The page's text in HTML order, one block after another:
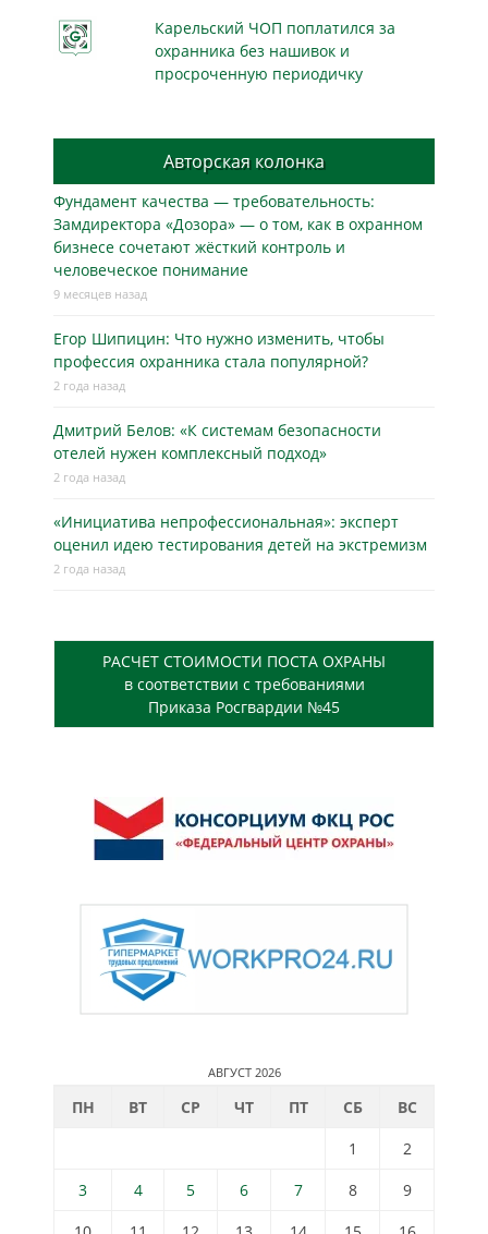
Карельский ЧОП поплатился за
охранника без нашивок и
просроченную периодичку
Авторская колонка
Фундамент качества — требовательность:
Замдиректора «Дозора» — о том, как в охранном
бизнесe сочетают жёсткий контроль и
человеческое понимание
9 месяцев назад
Егор Шипицин: Что нужно изменить, чтобы
профессия охранника стала популярной?
2 года назад
Дмитрий Белов: «К системам безопасности
отелей нужен комплексный подход»
2 года назад
«Инициатива непрофессиональная»: эксперт
оценил идею тестирования детей на экстремизм
2 года назад
РАСЧЕТ СТОИМОСТИ ПОСТА ОХРАНЫ
в соответствии с требованиями
Приказа Росгвардии №45
АВГУСТ 2026
ПН ВТ СР ЧТ ПТ СБ
ВС
1
2
3
4 5 6 7 8
9